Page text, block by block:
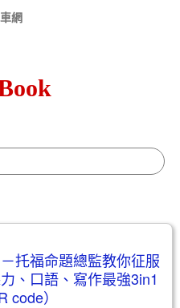
網
托福命題總監教你征服
、口語、寫作最強3in1
code）